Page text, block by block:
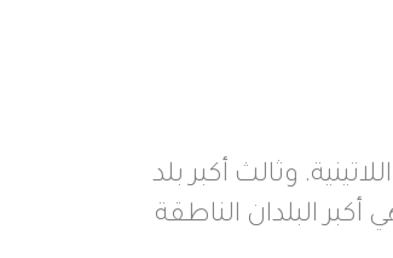
وثالث أكبر بلد
البلدان الناطقة